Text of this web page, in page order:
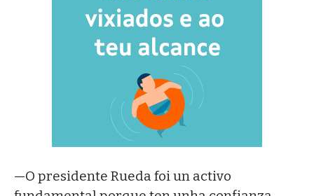
—O presidente Rueda foi un activo